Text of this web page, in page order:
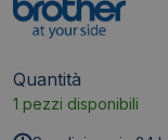
Quantità
1 pezzi disponibili